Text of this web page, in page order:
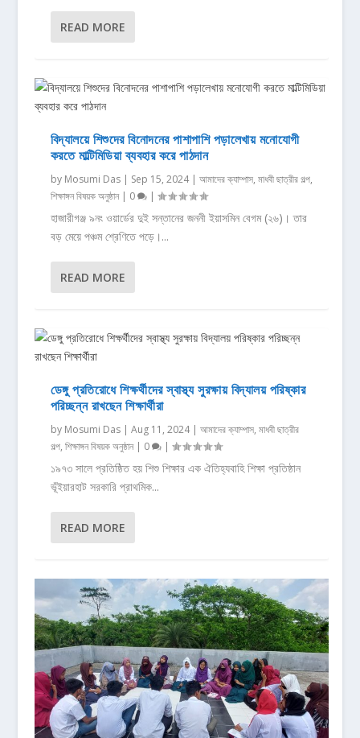
READ MORE
বিদ্যালয়ে শিশুদের বিনোদনের পাশাপাশি পড়ালেখায় মনোযোগী
করতে মাল্টিমিডিয়া ব্যবহার করে পাঠদান
by Mosumi Das| Sep 15, 2024| আমাদের ক্যাম্পাস, মাধবী ছাত্রীর গল্প,
শিক্ষাঙ্গন বিষয়ক অনুষ্ঠান| 0 |
হাজারীগঞ্জ ৯নং ওয়ার্ডের দুই সন্তানের জননী ইয়াসমিন বেগম (২৬)। তার
বড় মেয়ে পঞ্চম শ্রেণিতে পড়ে।...
READ MORE
ডেঙ্গু প্রতিরোধে শিক্ষর্থীদের স্বাস্থ্য সুরক্ষায় বিদ্যালয় পরিষ্কার
পরিচ্ছন্ন রাখছেন শিক্ষার্থীরা
by Mosumi Das| Aug 11, 2024| আমাদের ক্যাম্পাস, মাধবী ছাত্রীর
গল্প, শিক্ষাঙ্গন বিষয়ক অনুষ্ঠান| 0 |
১৯৭৩ সালে প্রতিষ্ঠিত হয় শিশু শিক্ষার এক ঐতিহ্যবাহি শিক্ষা প্রতিষ্ঠান
ভূঁইয়ারহাট সরকারি প্রাথমিক...
READ MORE